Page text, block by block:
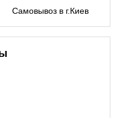
Самовывоз в г.Киев